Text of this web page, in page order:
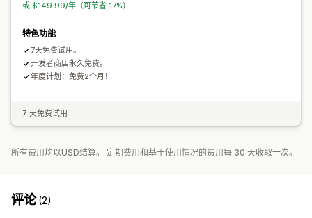
或 $149.99/年（可节省 17%）
特色功能
7天免费试用。
开发者商店永久免费。
年度计划：免费2个月！
7 天免费试用
所有费用均以USD结算。 定期费用和基于使用情况的费用每 30 天收取一次。
评论(2)